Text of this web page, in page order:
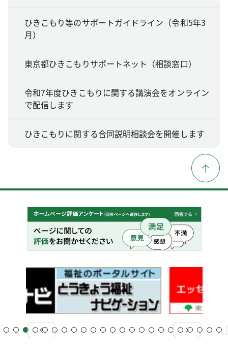
ひきこもり等のサポートガイドライン（令和5年3
月）
東京都ひきこもりサポートネット（相談窓口）
令和7年度ひきこもりに関する講演会をオンライン
で配信します
ひきこもりに関する合同説明相談会を開催します